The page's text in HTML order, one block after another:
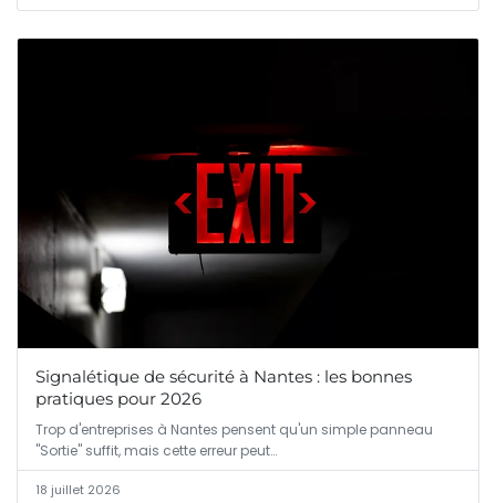
Signalétique de sécurité à Nantes : les bonnes
pratiques pour 2026
Trop d'entreprises à Nantes pensent qu'un simple panneau
"Sortie" suffit, mais cette erreur peut…
18 juillet 2026